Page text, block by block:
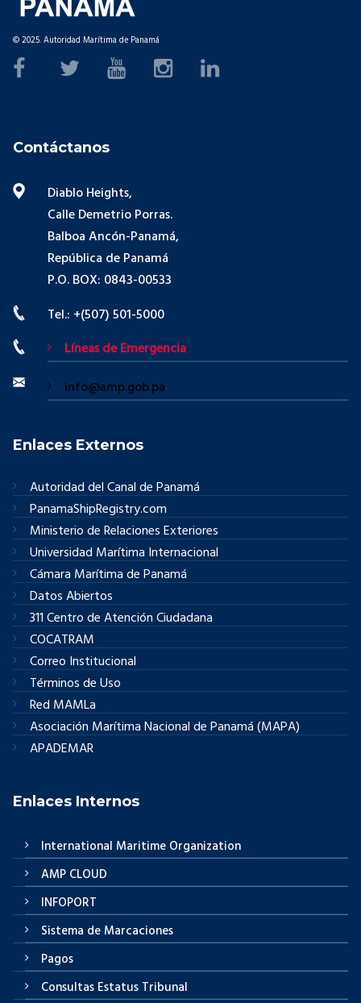
© 2025. Autoridad Marítima de Panamá
Contáctanos
Diablo Heights,
Calle Demetrio Porras.
Balboa Ancón-Panamá,
República de Panamá
P.O. BOX: 0843-00533
Tel.: +(507) 501-5000
Líneas de Emergencia
info@amp.gob.pa
Enlaces Externos
Autoridad del Canal de Panamá
PanamaShipRegistry.com
Ministerio de Relaciones Exteriores
Universidad Marítima Internacional
Cámara Marítima de Panamá
Datos Abiertos
311 Centro de Atención Ciudadana
COCATRAM
Correo Institucional
Términos de Uso
Red MAMLa
Asociación Marítima Nacional de Panamá (MAPA)
APADEMAR
Enlaces Internos
International Maritime Organization
AMP CLOUD
INFOPORT
Sistema de Marcaciones
Pagos
Consultas Estatus Tribunal